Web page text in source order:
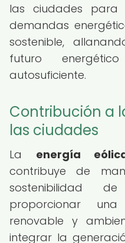
las ciudades para
demandas
sostenible,
futuro
autosuficiente.
Contribución a
las ciudades
La energía
contribuye de
sostenibilidad
proporcionar
renovable y
integrar la